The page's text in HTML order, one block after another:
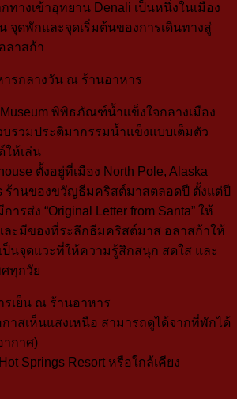
ทางเข้าอุทยาน Denali เป็นหนึ่งในเมือง
จุดพักและจุดเริ่มต้นของการเดินทางสู่
ลาสก้า
รกลางวัน ณ ร้านอาหาร
พิพิธภัณฑ์น้ำแข็งใจกลางเมือง
บรวมประติมากรรมน้ำแข็งแบบเต็มตัว
ให้เล่น
ตั้งอยู่ที่เมือง North Pole, Alaska
ร้านของขวัญธีมคริสต์มาสตลอดปี ตั้งแต่ปี
ารส่ง “Original Letter from Santa” ให้
ละมีของที่ระลึกธีมคริสต์มาส อลาสก้าให้
เป็นจุดแวะที่ให้ความรู้สึกสนุก สดใส และ
ทุกวัย
เย็น ณ ร้านอาหาร
าสเห็นแสงเหนือ สามารถดูได้จากที่พักได้
กาศ)
Springs Resort หรือใกล้เคียง